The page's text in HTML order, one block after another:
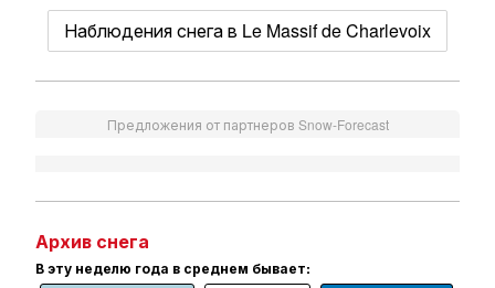
Наблюдения снега в Le Massif de Charlevoix
Предложения от партнеров Snow-Forecast
Архив снега
В эту неделю года в среднем бывает: